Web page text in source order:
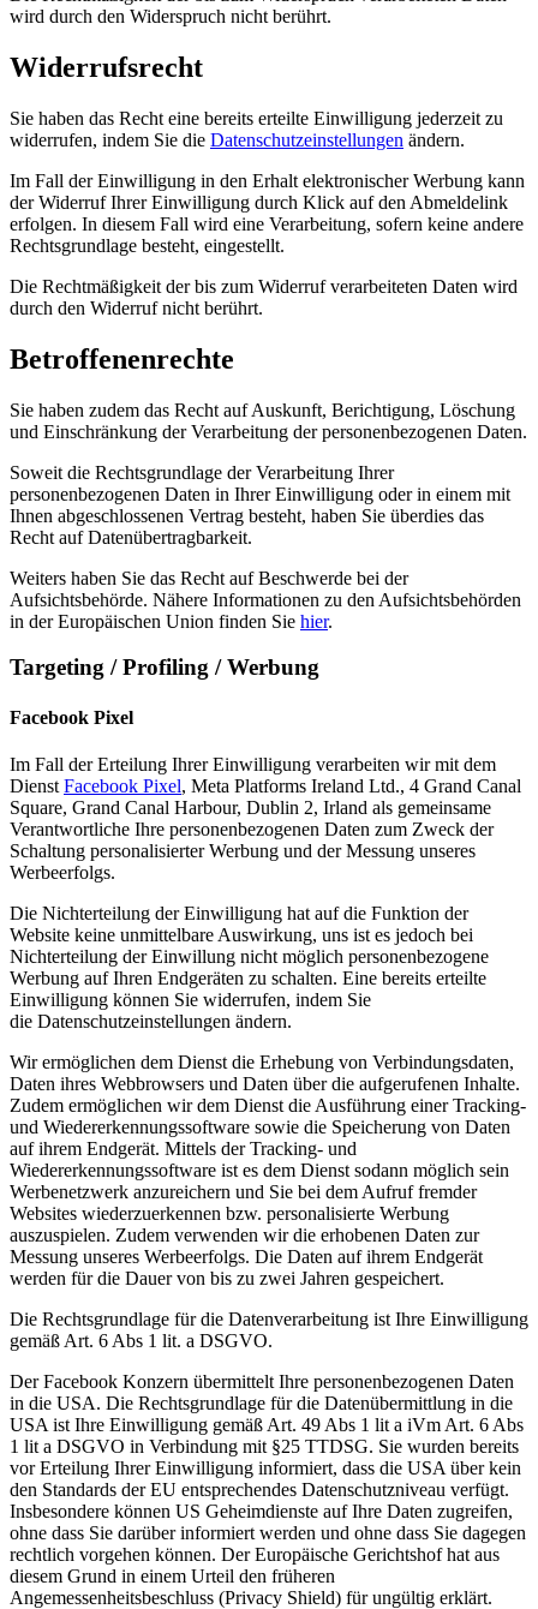
wird durch den Widerspruch nicht berührt.
Widerrufsrecht
Sie haben das Recht eine bereits erteilte Einwilligung jederzeit zu
widerrufen, indem Sie die Datenschutzeinstellungen ändern.
Im Fall der Einwilligung in den Erhalt elektronischer Werbung kann
der Widerruf Ihrer Einwilligung durch Klick auf den Abmeldelink
erfolgen. In diesem Fall wird eine Verarbeitung, sofern keine andere
Rechtsgrundlage besteht, eingestellt.
Die Rechtmäßigkeit der bis zum Widerruf verarbeiteten Daten wird
durch den Widerruf nicht berührt.
Betroffenenrechte
Sie haben zudem das Recht auf Auskunft, Berichtigung, Löschung
und Einschränkung der Verarbeitung der personenbezogenen Daten.
Soweit die Rechtsgrundlage der Verarbeitung Ihrer
personenbezogenen Daten in Ihrer Einwilligung oder in einem mit
Ihnen abgeschlossenen Vertrag besteht, haben Sie überdies das
Recht auf Datenübertragbarkeit.
Weiters haben Sie das Recht auf Beschwerde bei der
Aufsichtsbehörde. Nähere Informationen zu den Aufsichtsbehörden
in der Europäischen Union finden Sie hier.
Targeting / Profiling / Werbung
Facebook Pixel
Im Fall der Erteilung Ihrer Einwilligung verarbeiten wir mit dem
Dienst Facebook Pixel, Meta Platforms Ireland Ltd., 4 Grand Canal
Square, Grand Canal Harbour, Dublin 2, Irland als gemeinsame
Verantwortliche Ihre personenbezogenen Daten zum Zweck der
Schaltung personalisierter Werbung und der Messung unseres
Werbeerfolgs.
Die Nichterteilung der Einwilligung hat auf die Funktion der
Website keine unmittelbare Auswirkung, uns ist es jedoch bei
Nichterteilung der Einwillung nicht möglich personenbezogene
Werbung auf Ihren Endgeräten zu schalten. Eine bereits erteilte
Einwilligung können Sie widerrufen, indem Sie
die Datenschutzeinstellungen ändern.
Wir ermöglichen dem Dienst die Erhebung von Verbindungsdaten,
Daten ihres Webbrowsers und Daten über die aufgerufenen Inhalte.
Zudem ermöglichen wir dem Dienst die Ausführung einer Tracking-
und Wiedererkennungssoftware sowie die Speicherung von Daten
auf ihrem Endgerät. Mittels der Tracking- und
Wiedererkennungssoftware ist es dem Dienst sodann möglich sein
Werbenetzwerk anzureichern und Sie bei dem Aufruf fremder
Websites wiederzuerkennen bzw. personalisierte Werbung
auszuspielen. Zudem verwenden wir die erhobenen Daten zur
Messung unseres Werbeerfolgs. Die Daten auf ihrem Endgerät
werden für die Dauer von bis zu zwei Jahren gespeichert.
Die Rechtsgrundlage für die Datenverarbeitung ist Ihre Einwilligung
gemäß Art. 6 Abs 1 lit. a DSGVO.
Der Facebook Konzern übermittelt Ihre personenbezogenen Daten
in die USA. Die Rechtsgrundlage für die Datenübermittlung in die
USA ist Ihre Einwilligung gemäß Art. 49 Abs 1 lit a iVm Art. 6 Abs
1 lit a DSGVO in Verbindung mit §25 TTDSG. Sie wurden bereits
vor Erteilung Ihrer Einwilligung informiert, dass die USA über kein
den Standards der EU entsprechendes Datenschutzniveau verfügt.
Insbesondere können US Geheimdienste auf Ihre Daten zugreifen,
ohne dass Sie darüber informiert werden und ohne dass Sie dagegen
rechtlich vorgehen können. Der Europäische Gerichtshof hat aus
diesem Grund in einem Urteil den früheren
Angemessenheitsbeschluss (Privacy Shield) für ungültig erklärt.